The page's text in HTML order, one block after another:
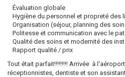
Évaluation globale
Hygiène du personnel et propreté des
Organisation (séjour, planning des
Politesse et communication avec le
Qualité des soins et modernité des
Rapport qualité / prix
Tout était parfait!!!!!!!!! Arrivée à
réceptionnistes, dentiste et son